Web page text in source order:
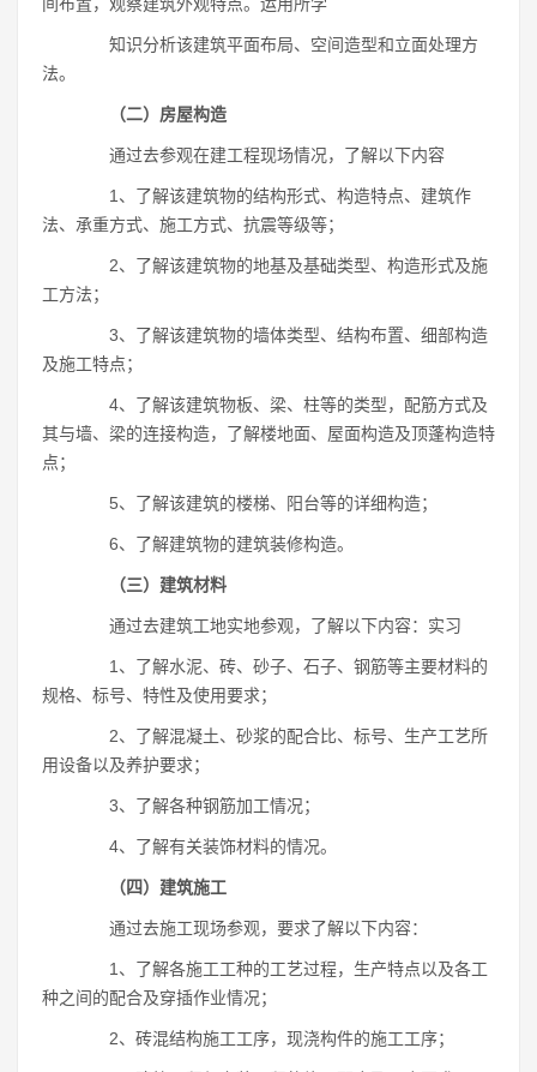
知识分析该建筑平面布局、空间造型和立面处理方
法。
（二）房屋构造
通过去参观在建工程现场情况，了解以下内容
1、了解该建筑物的结构形式、构造特点、建筑作
法、承重方式、施工方式、抗震等级等；
2、了解该建筑物的地基及基础类型、构造形式及施
工方法；
3、了解该建筑物的墙体类型、结构布置、细部构造
及施工特点；
4、了解该建筑物板、梁、柱等的类型，配筋方式及
其与墙、梁的连接构造，了解楼地面、屋面构造及顶蓬构造特
点；
5、了解该建筑的楼梯、阳台等的详细构造；
6、了解建筑物的建筑装修构造。
（三）建筑材料
通过去建筑工地实地参观，了解以下内容：实习
1、了解水泥、砖、砂子、石子、钢筋等主要材料的
规格、标号、特性及使用要求；
2、了解混凝土、砂浆的配合比、标号、生产工艺所
用设备以及养护要求；
3、了解各种钢筋加工情况；
4、了解有关装饰材料的情况。
（四）建筑施工
通过去施工现场参观，要求了解以下内容：
1、了解各施工工种的工艺过程，生产特点以及各工
种之间的配合及穿插作业情况；
2、砖混结构施工工序，现浇构件的施工工序；